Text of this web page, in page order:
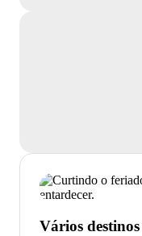
Vários